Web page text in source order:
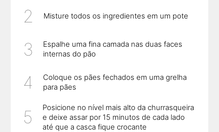
Misture todos os ingredientes em um pote
Espalhe uma fina camada nas duas faces
internas do pão
Coloque os pães fechados em uma grelha
para pães
Posicione no nível mais alto da churrasqueira
e deixe assar por 15 minutos de cada lado
até que a casca fique crocante